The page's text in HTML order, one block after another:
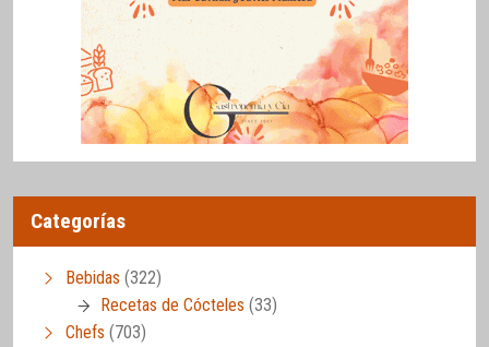
Categorías
Bebidas (322)
Recetas de Cócteles (33)
Chefs (703)